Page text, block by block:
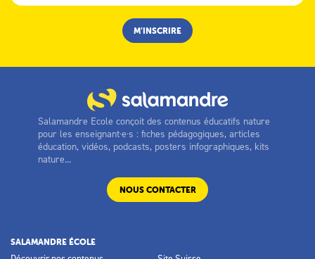
Salamandre Ecole conçoit des contenus éducatifs nature
pour les enseignant·e·s : fiches pédagogiques, articles
éducation, vidéos, podcasts, posters infographiques, kits
nature...
NOUS CONTACTER
SALAMANDRE ÉCOLE